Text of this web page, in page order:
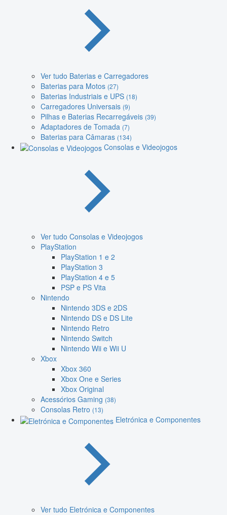
Ver tudo Baterias e Carregadores
Baterias para Motos (27)
Baterias Industriais e UPS (18)
Carregadores Universais (9)
Pilhas e Baterias Recarregáveis (39)
Adaptadores de Tomada (7)
Baterias para Câmaras (134)
Consolas e Videojogos
Ver tudo Consolas e Videojogos
PlayStation
PlayStation 1 e 2
PlayStation 3
PlayStation 4 e 5
PSP e PS Vita
Nintendo
Nintendo 3DS e 2DS
Nintendo DS e DS Lite
Nintendo Retro
Nintendo Switch
Nintendo Wii e Wii U
Xbox
Xbox 360
Xbox One e Series
Xbox Original
Acessórios Gaming (38)
Consolas Retro (13)
Eletrónica e Componentes
Ver tudo Eletrónica e Componentes